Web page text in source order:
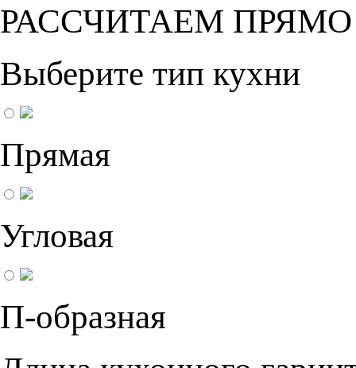
РАССЧИТАЕМ
Выберите тип кухни
Прямая
Угловая
П-образная